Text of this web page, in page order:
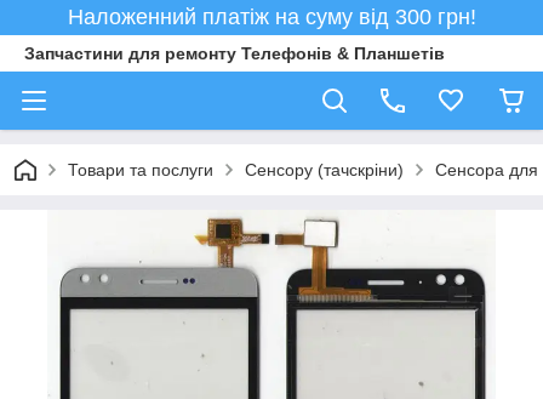
Наложенний платіж на суму від 300 грн!
Запчастини для ремонту Телефонів & Планшетів
Товари та послуги Сенсору (тачскріни) Сенсора для